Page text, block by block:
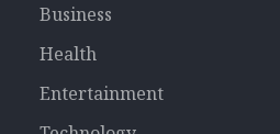
Business
Health
Entertainment